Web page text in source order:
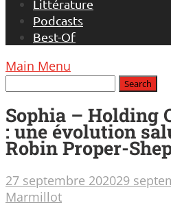
Littérature
Podcasts
Best-Of
Main Menu
Sophia – Holding
: une évolution
Robin Proper-
27 septembre 202029
Marmillot